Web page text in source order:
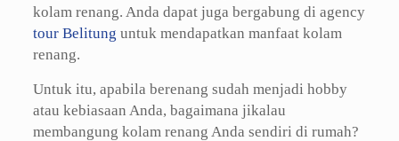
kolam renang. Anda dapat juga bergabung di agency
tour Belitung untuk mendapatkan manfaat kolam
renang.
Untuk itu, apabila berenang sudah menjadi hobby
atau kebiasaan Anda, bagaimana jikalau
membangung kolam renang Anda sendiri di rumah?